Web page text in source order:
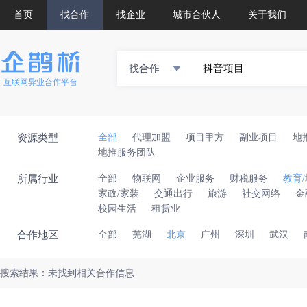
首页 找合作 找企业 城市合伙人 关于我们
互联网异业合作平台
找合作
资源类型 全部 代理加盟 项目甲方 副业项目
地
地推服务团队
所属行业 全部 物联网 企业服务 财税服务
教育/
家政/家装
交通出行 旅游 社交网络
金
校园生活
租赁业
合作地区 全部 芜湖 北京 广州 深圳 武汉
搜索结果：未找到相关合作信息